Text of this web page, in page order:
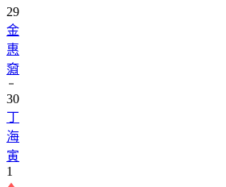
29
金
惠
奫
30
丁
海
寅
1